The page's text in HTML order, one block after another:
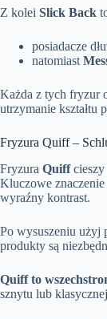
Z kolei Slick Back
posiadacze
natomiast
Każda z tych fryzur
utrzymanie kształtu
Fryzura Quiff –
Fryzura Quiffcieszy
Kluczowe
wyraźny kontrast.
Po wysuszeniu użyj
produkty są
Quiff to
sznytu lub